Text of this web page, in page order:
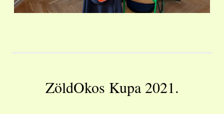
ZöldOkos Kupa 2021.